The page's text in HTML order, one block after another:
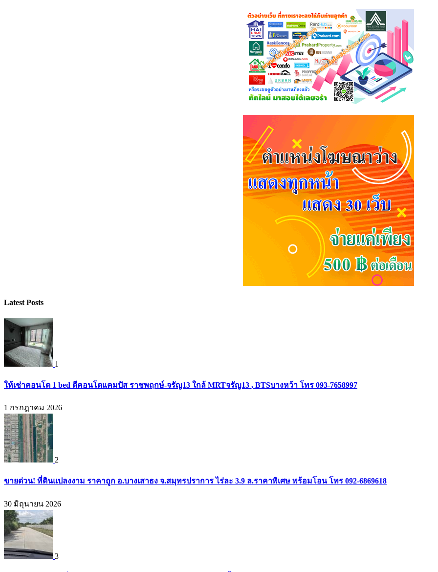
Latest Posts
1
ให้เช่าคอนโด 1 bed ดีคอนโดแคมปัส ราชพฤกษ์-จรัญ13 ใกล้ MRTจรัญ13 , BTSบางหว้า โทร 093-7658997
1 กรกฎาคม 2026
2
ขายด่วน! ที่ดินแปลงงาม ราคาถูก อ.บางเสาธง จ.สมุทรปราการ ไร่ละ 3.9 ล.ราคาพิเศษ พร้อมโอน โทร 092-6869618
30 มิถุนายน 2026
3